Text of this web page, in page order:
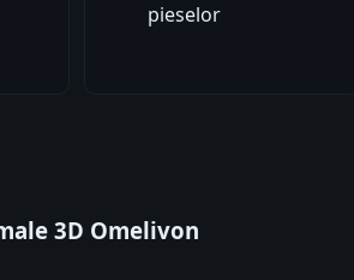
pieselor
3D Omelivon